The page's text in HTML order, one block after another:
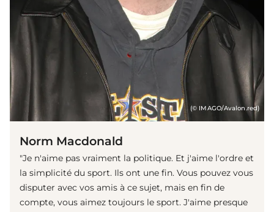
(© IMAGO/Avalon.red)
Norm Macdonald
"Je n'aime pas vraiment la politique. Et j'aime l'ordre et
la simplicité du sport. Ils ont une fin. Vous pouvez vous
disputer avec vos amis à ce sujet, mais en fin de
compte, vous aimez toujours le sport. J'aime presque